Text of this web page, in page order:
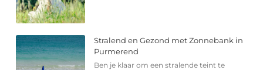
Stralend en Gezond met Zonnebank in
Purmerend
Ben je klaar om een stralende teint te